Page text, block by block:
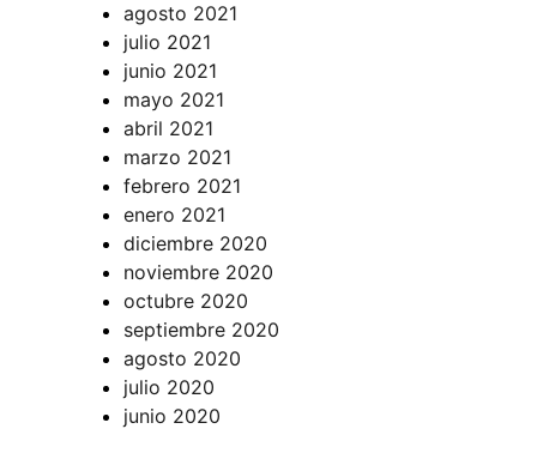
agosto 2021
julio 2021
junio 2021
mayo 2021
abril 2021
marzo 2021
febrero 2021
enero 2021
diciembre 2020
noviembre 2020
octubre 2020
septiembre 2020
agosto 2020
julio 2020
junio 2020